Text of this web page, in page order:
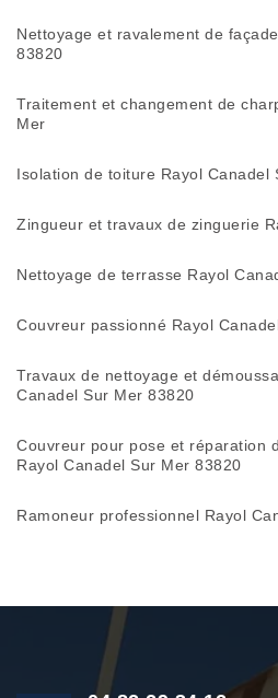
Nettoyage et ravalement de
83820
Traitement et changement de
Mer
Isolation de toiture Rayol Canadel
Zingueur et travaux de zinguerie
Nettoyage de terrasse Rayol
Couvreur passionné Rayol
Travaux de nettoyage et
Canadel Sur Mer 83820
Couvreur pour pose et réparation
Rayol Canadel Sur Mer 83820
Ramoneur professionnel Rayol